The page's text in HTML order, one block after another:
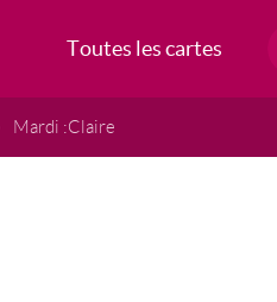
Toutes les cartes
Mardi :Claire